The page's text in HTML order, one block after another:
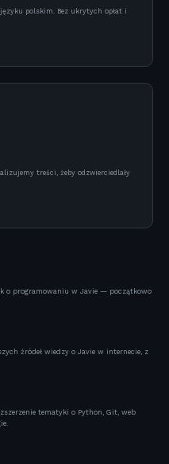
polskim. Bez ukrytych opłat i
treści, żeby odzwierciedlały
o programowaniu w Javie — początkowo
źródeł wiedzy o Javie w internecie, z
tematyki o Python, Git, web